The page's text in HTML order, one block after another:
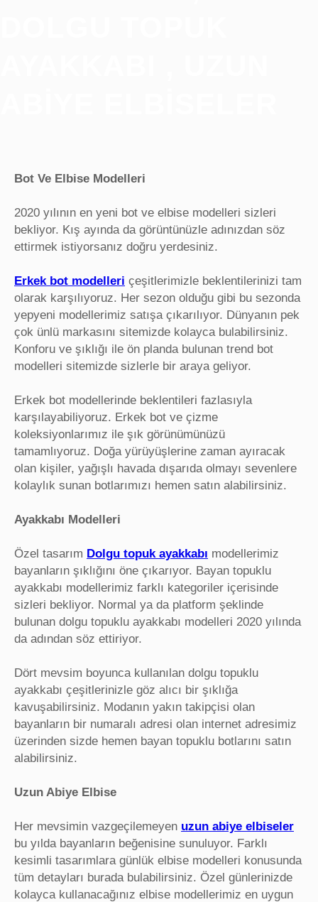
Bot Ve Elbise Modelleri
2020 yılının en yeni bot ve elbise modelleri sizleri
bekliyor. Kış ayında da görüntünüzle adınızdan söz
ettirmek istiyorsanız doğru yerdesiniz.
Erkek bot modelleri çeşitlerimizle beklentilerinizi tam
olarak karşılıyoruz. Her sezon olduğu gibi bu sezonda
yepyeni modellerimiz satışa çıkarılıyor. Dünyanın pek
çok ünlü markasını sitemizde kolayca bulabilirsiniz.
Konforu ve şıklığı ile ön planda bulunan trend bot
modelleri sitemizde sizlerle bir araya geliyor.
Erkek bot modellerinde beklentileri fazlasıyla
karşılayabiliyoruz. Erkek bot ve çizme
koleksiyonlarımız ile şık görünümünüzü
tamamlıyoruz. Doğa yürüyüşlerine zaman ayıracak
olan kişiler, yağışlı havada dışarıda olmayı sevenlere
kolaylık sunan botlarımızı hemen satın alabilirsiniz.
Ayakkabı Modelleri
Özel tasarım Dolgu topuk ayakkabı modellerimiz
bayanların şıklığını öne çıkarıyor. Bayan topuklu
ayakkabı modellerimiz farklı kategoriler içerisinde
sizleri bekliyor. Normal ya da platform şeklinde
bulunan dolgu topuklu ayakkabı modelleri 2020 yılında
da adından söz ettiriyor.
Dört mevsim boyunca kullanılan dolgu topuklu
ayakkabı çeşitlerinizle göz alıcı bir şıklığa
kavuşabilirsiniz. Modanın yakın takipçisi olan
bayanların bir numaralı adresi olan internet adresimiz
üzerinden sizde hemen bayan topuklu botlarını satın
alabilirsiniz.
Uzun Abiye Elbise
Her mevsimin vazgeçilemeyen uzun abiye elbiseler
bu yılda bayanların beğenisine sunuluyor. Farklı
kesimli tasarımlara günlük elbise modelleri konusunda
tüm detayları burada bulabilirsiniz. Özel günlerinizde
kolayca kullanacağınız elbise modellerimiz en uygun